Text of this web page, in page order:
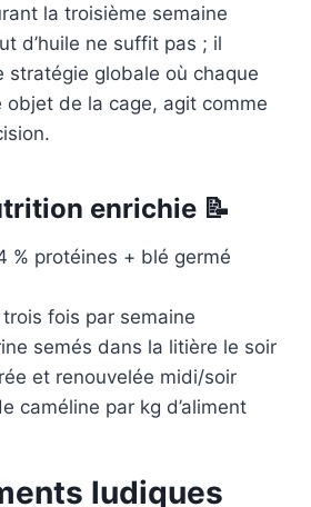
la troisième semaine
d’huile ne suffit pas ; il
stratégie globale où chaque
objet de la cage, agit comme
enrichie 📝
% protéines + blé germé
trois fois par semaine
semés dans la litière le soir
et renouvelée midi/soir
caméline par kg d’aliment
ludiques